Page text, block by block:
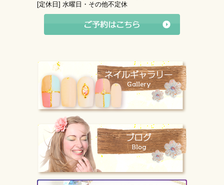
[定休日] 水曜日・その他不定休